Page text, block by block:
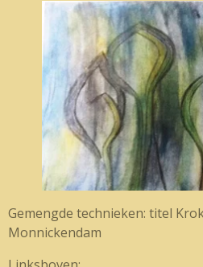
Gemengde technieken: titel
Monnickendam